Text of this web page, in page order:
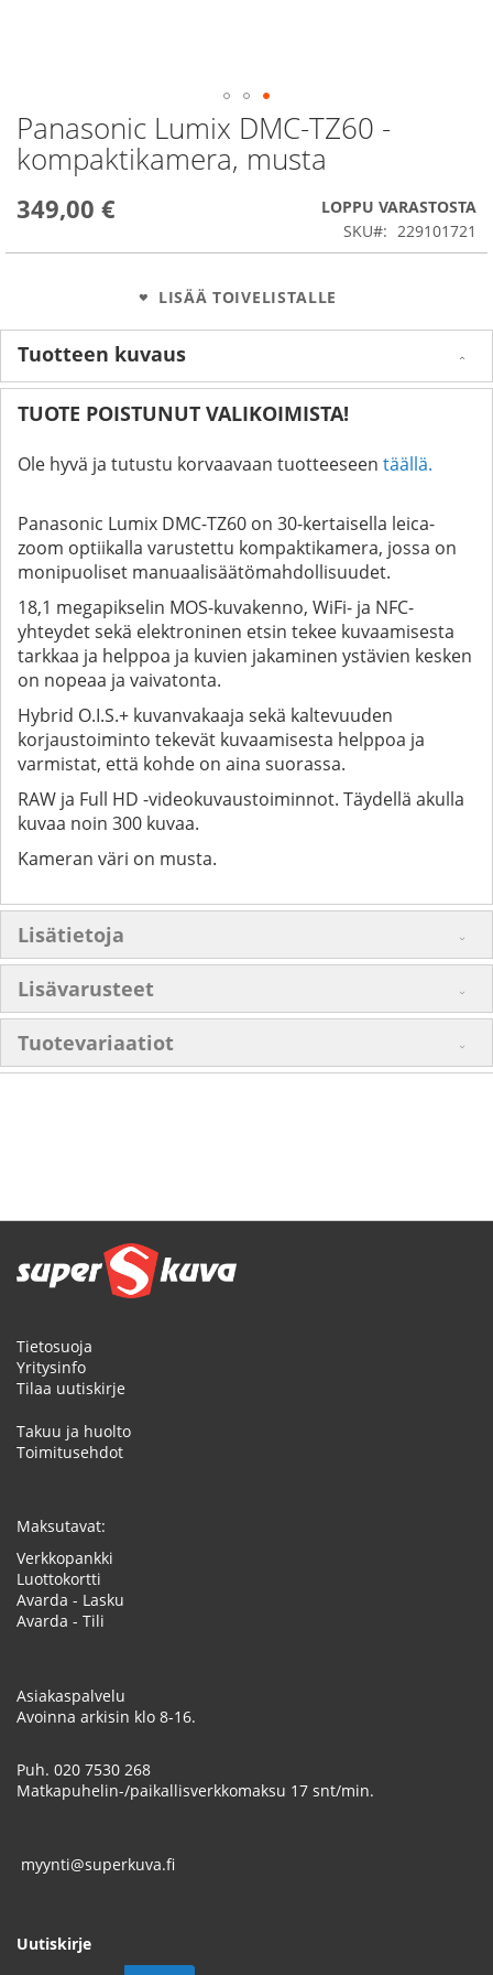
Panasonic Lumix DMC-TZ60 -
kompaktikamera, musta
349,00 €
LOPPU VARASTOSTA
SKU
229101721
LISÄÄ TOIVELISTALLE
Skip
to
the
of
Tuotteen kuvaus
TUOTE POISTUNUT VALIKOIMISTA!
Ole hyvä ja tutustu korvaavaan tuotteeseen täällä.
Panasonic Lumix DMC-TZ60 on 30-kertaisella leica-
zoom optiikalla varustettu kompaktikamera, jossa on
monipuoliset manuaalisäätömahdollisuudet.
18,1 megapikselin MOS-kuvakenno, WiFi- ja NFC-
yhteydet sekä elektroninen etsin tekee kuvaamisesta
tarkkaa ja helppoa ja kuvien jakaminen ystävien kesken
on nopeaa ja vaivatonta.
Hybrid O.I.S.+ kuvanvakaaja sekä kaltevuuden
korjaustoiminto tekevät kuvaamisesta helppoa ja
varmistat, että kohde on aina suorassa.
RAW ja Full HD -videokuvaustoiminnot. Täydellä akulla
kuvaa noin 300 kuvaa.
Kameran väri on musta.
Lisätietoja
Lisävarusteet
Tuotevariaatiot
Tietosuoja
Yritysinfo
Tilaa uutiskirje
Takuu ja huolto
Toimitusehdot
Maksutavat:
Verkkopankki
Luottokortti
Avarda - Lasku
Avarda - Tili
Asiakaspalvelu
Avoinna arkisin klo 8-16.
Puh. 020 7530 268
Matkapuhelin-/paikallisverkkomaksu 17 snt/min.
myynti@superkuva.fi
Uutiskirje